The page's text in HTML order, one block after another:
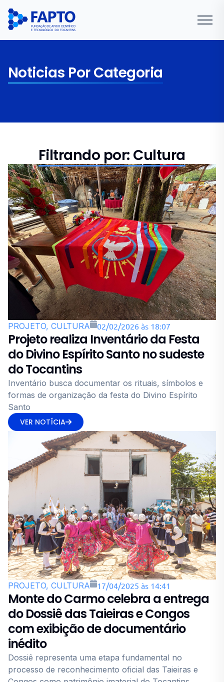
Noticias Por Categoria
Filtrando por: Cultura
PROJETO, CULTURA 02/02/2026 às 18:07
Projeto realiza Inventário da Festa
do Divino Espírito Santo no sudeste
do Tocantins
Inventário busca documentar os rituais, símbolos e
formas de organização da festa do Divino Espírito
Santo
VER NOTÍCIA
PROJETO, CULTURA 17/04/2025 às 14:41
Monte do Carmo celebra a entrega
do Dossiê das Taieiras e Congos
com exibição de documentário
inédito
Dossiê representa uma etapa fundamental no
processo de reconhecimento oficial das Taieiras e